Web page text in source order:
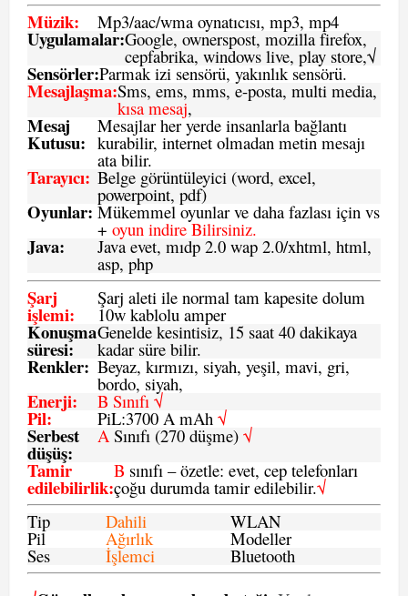
Müzik: Mp3/aac/wma oynatıcısı, mp3, mp4
Uygulamalar:Google, ownerspost, mozilla firefox,
cepfabrika, windows live, play store,√
Sensörler:Parmak izi sensörü, yakınlık sensörü.
Mesajlaşma:Sms, ems, mms, e-posta, multi media,
kısa mesaj,
Mesaj
Kutusu:
Mesajlar her yerde insanlarla bağlantı
kurabilir, internet olmadan metin mesajı
ata bilir.
Tarayıcı: Belge görüntüleyici (word, excel,
powerpoint, pdf)
Oyunlar: Mükemmel oyunlar ve daha fazlası için vs
+ oyun indire Bilirsiniz.
Java: Java evet, mıdp 2.0 wap 2.0/xhtml, html,
asp, php
Şarj
işlemi:
Şarj aleti ile normal tam kapesite dolum
10w kablolu amper
Konuşma
süresi:
Genelde kesintisiz, 15 saat 40 dakikaya
kadar süre bilir.
Renkler: Beyaz, kırmızı, siyah, yeşil, mavi, gri,
bordo, siyah,
Enerji: B Sınıfı √
Pil: PiL:3700 A mAh √
Serbest
düşüş:
ASınıfı (270 düşme) √
Tamir
edilebilirlik:
B sınıfı – özetle: evet, cep telefonları
çoğu durumda tamir edilebilir.√
Tip
Dahili WLAN
Pil Ağırlık Modeller
Ses İşlemci Bluetooth